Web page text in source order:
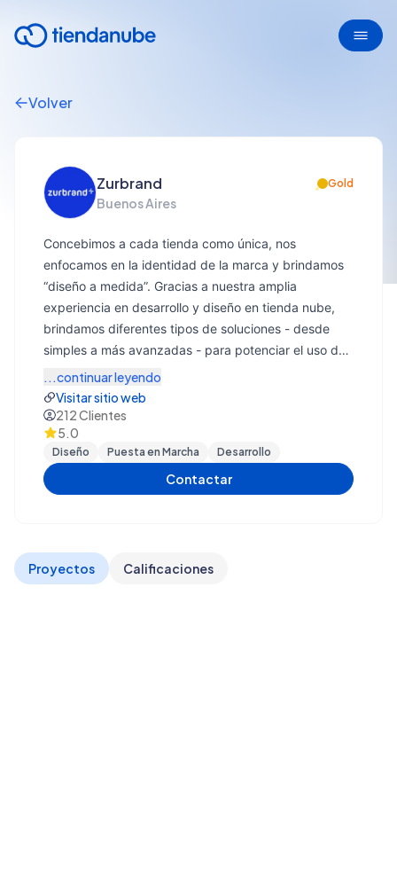
Volver
Zurbrand Gold
Buenos Aires
Concebimos a cada tienda como única, nos
enfocamos en la identidad de la marca y brindamos
“diseño a medida”. Gracias a nuestra amplia
experiencia en desarrollo y diseño en tienda nube,
brindamos diferentes tipos de soluciones - desde
simples a más avanzadas - para potenciar el uso de
la tienda, sumar nuevas funcionalidades y optimizar
las ventas. ¡Consultanos!
...continuar leyendo
Visitar sitio web
212Clientes
5.0
Diseño Puesta en Marcha Desarrollo
Contactar
Proyectos Calificaciones